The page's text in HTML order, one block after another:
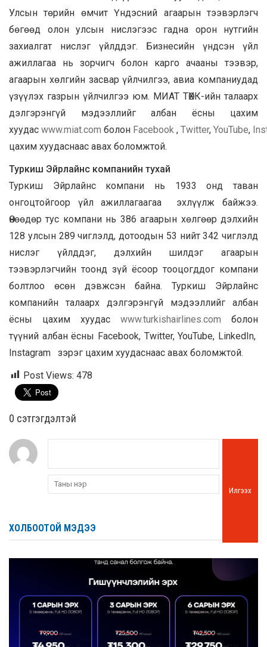
Улсын төрийн өмчит Үндэсний агаарын тээвэрлэгч
бөгөөд олон улсын нислэгээс гадна орон нутгийн
захиалгат нислэг үйлддэг. Бизнесийн үндсэн үйл
ажиллагаа нь зорчигч болон карго ачааны тээвэр,
агаарын хөлгийн засвар үйлчилгээ, авиа компаниудад
үзүүлэх газрын үйлчилгээ юм. МИАТ ТӨХК-ийн талаарх
дэлгэрэнгүй мэдээллийг албан ёсны цахим
хуудас www.miat.com болон Facebook , Twitter, YouTube,
цахим хуудаснаас авах боломжтой.
Туркиш Эйрлайнс компанийн тухай
Туркиш Эйрлайнс компани нь 1933 онд таван
онгоцтойгоор үйл ажиллагаагаа эхлүүлж байжээ.
Өнөөдөр тус компани нь 386 агаарын хөлгөөр дэлхийн
128 улсын 289 чиглэлд, дотоодын 53 нийт 342 чиглэлд
нислэг үйлддэг, дэлхийн шилдэг агаарын
тээвэрлэгчийн тоонд зүй ёсоор тооцогддог компани
болтлоо өсөн дэвжсэн байна. Туркиш Эйрлайнс
компанийн талаарх дэлгэрэнгүй мэдээллийг албан
ёсны цахим хуудас www.turkishairlines.com болон
түүний албан ёсны Facebook, Twitter, YouTube, LinkedIn,
Instagram зэрэг цахим хуудаснаас авах боломжтой.
Post Views: 478
0 cэтгэгдэлтэй
Илгээх
ХОЛБООТОЙ МЭДЭЭ